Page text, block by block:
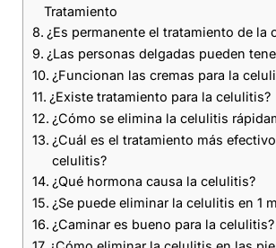
Tratamiento
¿Es permanente el tratamiento de la
¿Las personas delgadas pueden
¿Funcionan las cremas para la
¿Existe tratamiento para la celulitis?
¿Cómo se elimina la celulitis
¿Cuál es el tratamiento más
celulitis?
¿Qué hormona causa la celulitis?
¿Se puede eliminar la celulitis en 1
¿Caminar es bueno para la celulitis?